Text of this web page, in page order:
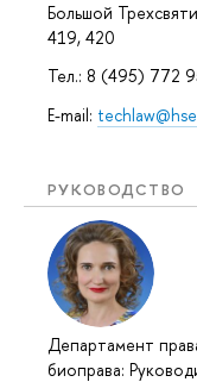
Большой
419, 420
Тел.: 8 (495) 772
E-mail:
РУКОВОДСТВО
Департамент
биоправа: